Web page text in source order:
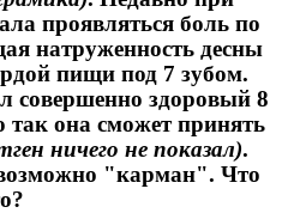
проявляться боль по
натруженность десны
пищи под 7 зубом.
совершенно здоровый 8
так она сможет принять
ничего не показал).
"карман". Что